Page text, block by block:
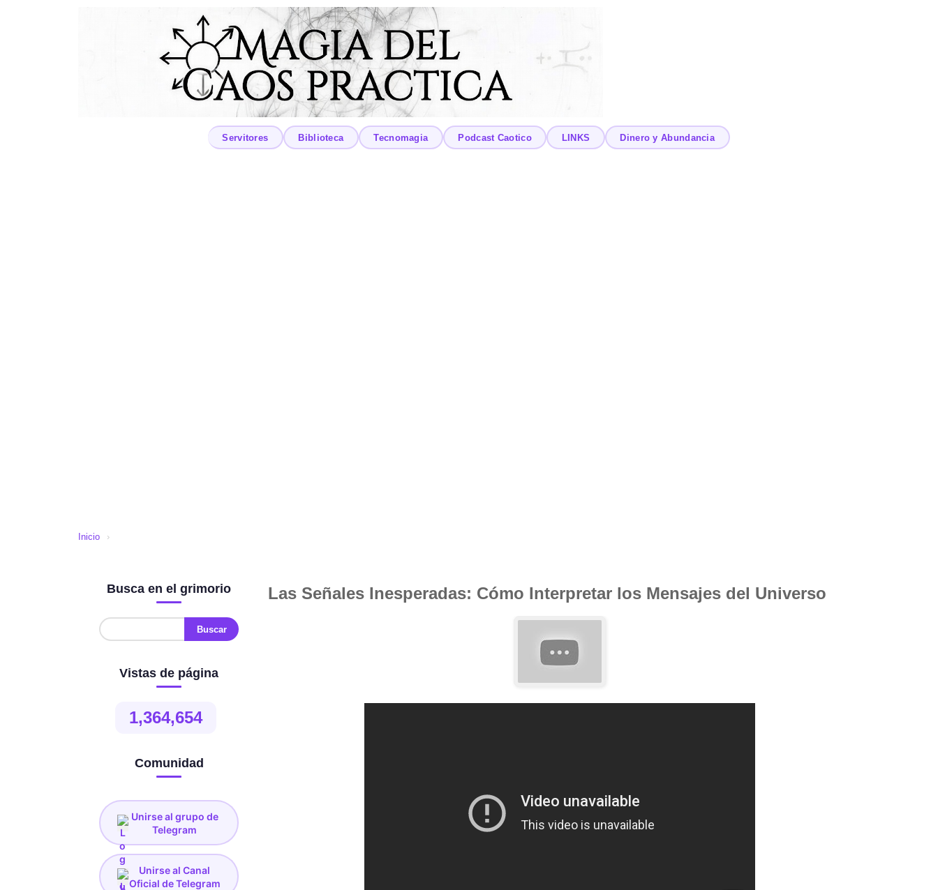
Servitores Biblioteca Tecnomagia Podcast Caotico LINKS Dinero y Abundancia
Inicio ›
Las Señales Inesperadas: Cómo Interpretar los Mensajes del Universo
Busca en el grimorio
Vistas de página
1,364,654
Comunidad
Unirse al grupo de
Telegram
Unirse al Canal
Oficial de Telegram